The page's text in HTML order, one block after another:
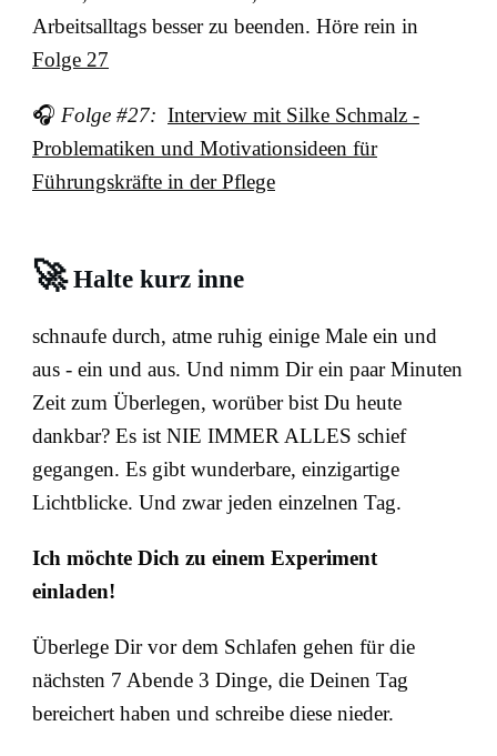
Arbeitsalltags besser zu beenden. Höre rein in
Folge 27
🎧 Folge #27: Interview mit Silke Schmalz -
Problematiken und Motivationsideen für
Führungskräfte in der Pflege
🚀 Halte kurz inne
schnaufe durch, atme ruhig einige Male ein und
aus - ein und aus. Und nimm Dir ein paar Minuten
Zeit zum Überlegen, worüber bist Du heute
dankbar? Es ist NIE IMMER ALLES schief
gegangen. Es gibt wunderbare, einzigartige
Lichtblicke. Und zwar jeden einzelnen Tag.
Ich möchte Dich zu einem Experiment
einladen!
Überlege Dir vor dem Schlafen gehen für die
nächsten 7 Abende 3 Dinge, die Deinen Tag
bereichert haben und schreibe diese nieder.